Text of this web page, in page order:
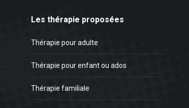
Les thérapie proposées
Thérapie pour adulte
Thérapie pour enfant ou ados
Thérapie familiale